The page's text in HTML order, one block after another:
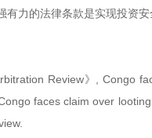
有力的法律条款是实现投资安
Review》, Congo
faces claim over